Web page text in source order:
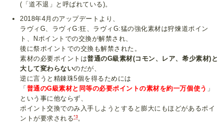
(「道不退」と呼ばれている)。
2018年4月のアップデートより、
ラヴィG、ラヴィG:狂、ラヴィG:猛の強化素材は狩煉道ポイン
ト、Nポイントでの交換が解禁され、
後に祭ポイントでの交換も解禁された。
素材の必要ポイントは普通のG級素材(コモン、レア、希少素材)と
大して変わらないのだが、
逆に言うと精錬珠5個を得るためには
「 普通のG級素材と同等の必要ポイントの素材を約一万個使う 」
という事に他ならず、
ポイント交換でのみ入手しようとすると膨大にもほどがあるポイ
ントが要求される*3。